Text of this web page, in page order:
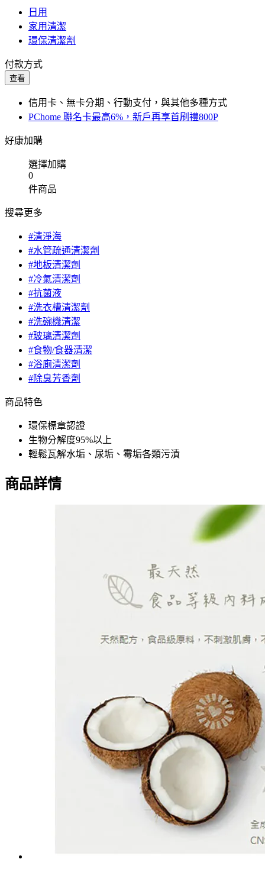
日用
家用清潔
環保清潔劑
付款方式
查看
信用卡、無卡分期、行動支付，與其他多種方式
PChome 聯名卡最高6%，新戶再享首刷禮800P
好康加購
選擇加購
0
件商品
搜尋更多
#清淨海
#水管疏通清潔劑
#地板清潔劑
#冷氣清潔劑
#抗菌液
#洗衣槽清潔劑
#洗碗機清潔
#玻璃清潔劑
#食物/食器清潔
#浴廁清潔劑
#除臭芳香劑
商品特色
環保標章認證
生物分解度95%以上
輕鬆瓦解水垢、尿垢、霉垢各類污漬
商品詳情